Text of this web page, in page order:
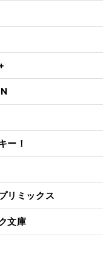
ー！
リミックス
文庫